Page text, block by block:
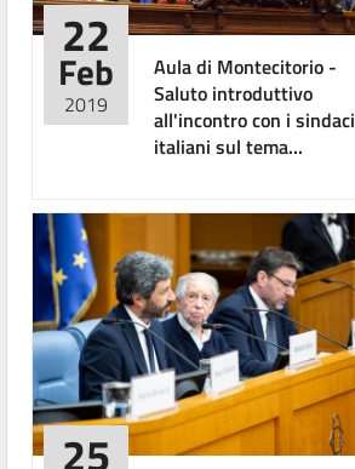
22
Feb
2019
Aula di Montecitorio -
Saluto introduttivo
all'incontro con i sindaci
italiani sul tema...
25